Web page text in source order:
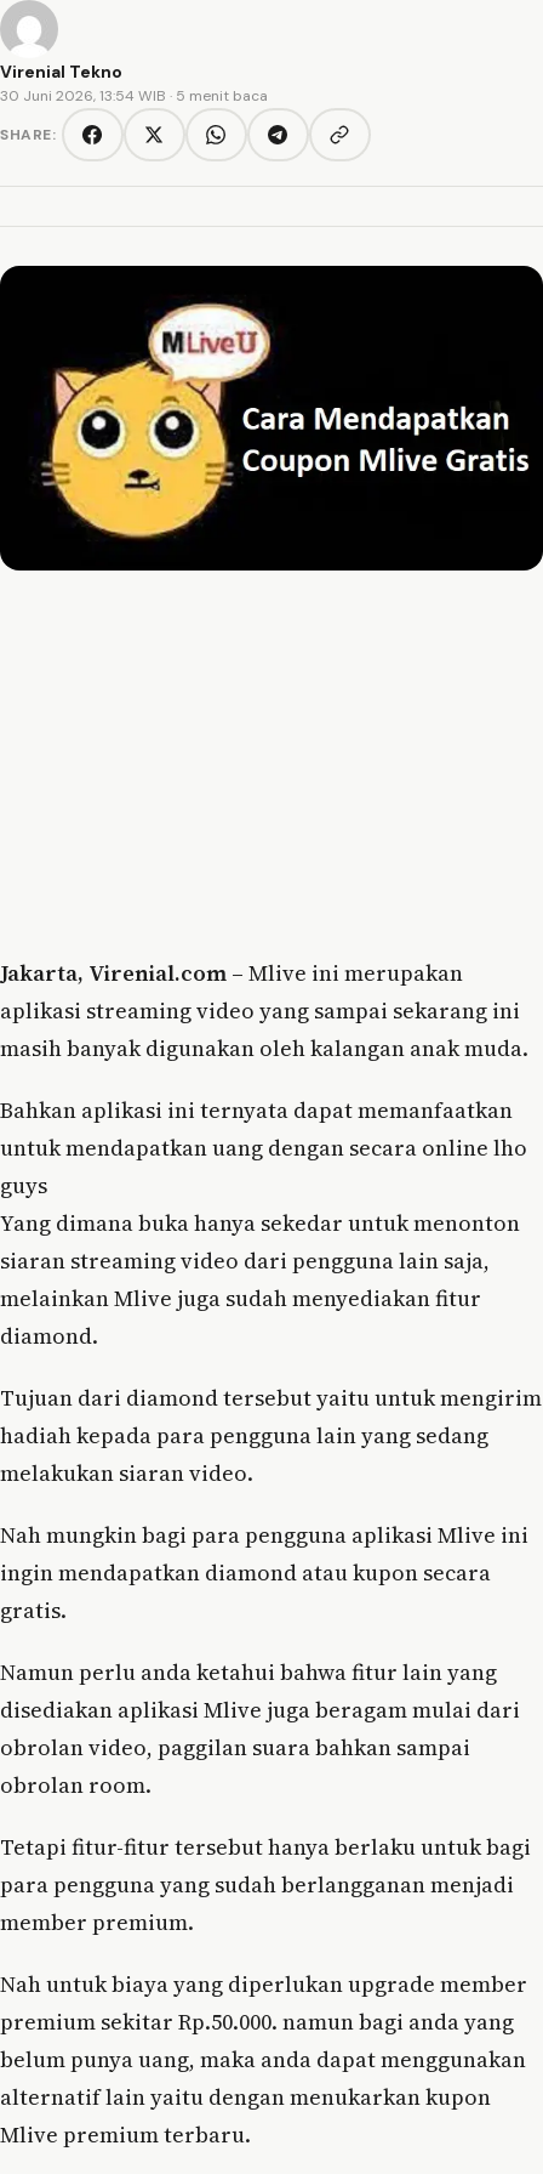
Virenial Tekno
30 Juni 2026, 13:54 WIB · 5 menit baca
SHARE:
FacebookTwitter/XWhatsAppTelegramCopy link
Jakarta, Virenial.com – Mlive ini merupakan
aplikasi streaming video yang sampai sekarang ini
masih banyak digunakan oleh kalangan anak muda.
Bahkan aplikasi ini ternyata dapat memanfaatkan
untuk mendapatkan uang dengan secara online lho
guys
Yang dimana buka hanya sekedar untuk menonton
siaran streaming video dari pengguna lain saja,
melainkan Mlive juga sudah menyediakan fitur
diamond.
Tujuan dari diamond tersebut yaitu untuk mengirim
hadiah kepada para pengguna lain yang sedang
melakukan siaran video.
Nah mungkin bagi para pengguna aplikasi Mlive ini
ingin mendapatkan diamond atau kupon secara
gratis.
Namun perlu anda ketahui bahwa fitur lain yang
disediakan aplikasi Mlive juga beragam mulai dari
obrolan video, paggilan suara bahkan sampai
obrolan room.
Tetapi fitur-fitur tersebut hanya berlaku untuk bagi
para pengguna yang sudah berlangganan menjadi
member premium.
Nah untuk biaya yang diperlukan upgrade member
premium sekitar Rp.50.000. namun bagi anda yang
belum punya uang, maka anda dapat menggunakan
alternatif lain yaitu dengan menukarkan kupon
Mlive premium terbaru.